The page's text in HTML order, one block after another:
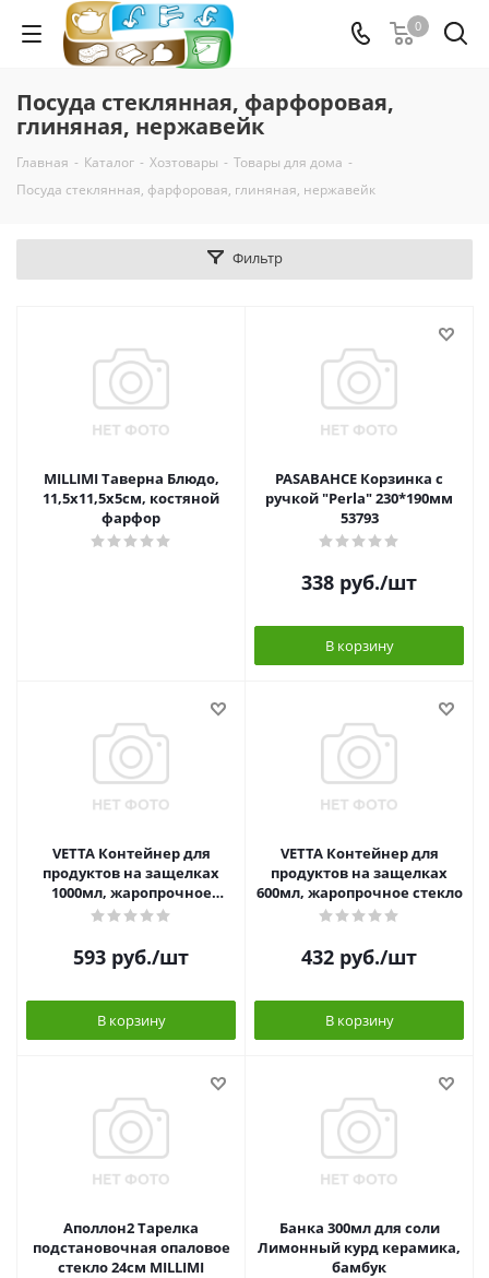
0
Посуда стеклянная, фарфоровая,
глиняная, нержавейк
Главная - Каталог - Хозтовары - Товары для дома -
Посуда стеклянная, фарфоровая, глиняная, нержавейк
Фильтр
MILLIMI Таверна Блюдо,
11,5x11,5x5см, костяной
фарфор
PASABAHCE Корзинка с
ручкой "Perla" 230*190мм
53793
338 руб./шт
В корзину
VETTA Контейнер для
продуктов на защелках
1000мл, жаропрочное
стекло
593 руб./шт
В корзину
VETTA Контейнер для
продуктов на защелках
600мл, жаропрочное стекло
432 руб./шт
В корзину
Аполлон2 Тарелка
подстановочная опаловое
стекло 24см MILLIMI
Банка 300мл для соли
Лимонный курд керамика,
бамбук